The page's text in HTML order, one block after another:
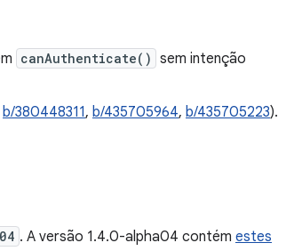
canAuthenticate() sem intenção
b/380448311, b/435705964, b/435705223).
. A versão 1.4.0-alpha04 contém estes